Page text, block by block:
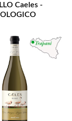
Caeles -